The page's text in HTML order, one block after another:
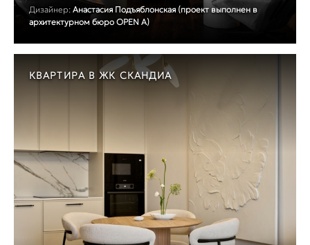
Дизайнер: Анастасия Подъяблонская (проект выполнен в
архитектурном бюро OPEN A)
КВАРТИРА В ЖК СКАНДИА